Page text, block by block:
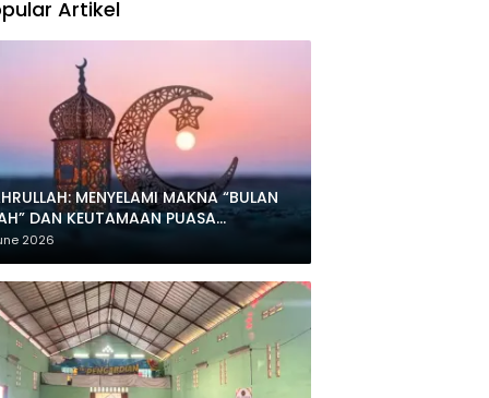
Artikel
MENYELAMI MAKNA “BULAN
DAN KEUTAMAAN PUASA
2026